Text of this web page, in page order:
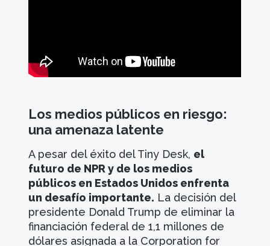
Los medios públicos en riesgo:
una amenaza latente
A pesar del éxito del Tiny Desk, el
futuro de NPR y de los medios
públicos en Estados Unidos enfrenta
un desafío importante. La decisión del
presidente Donald Trump de eliminar la
financiación federal de 1,1 millones de
dólares asignada a la Corporation for